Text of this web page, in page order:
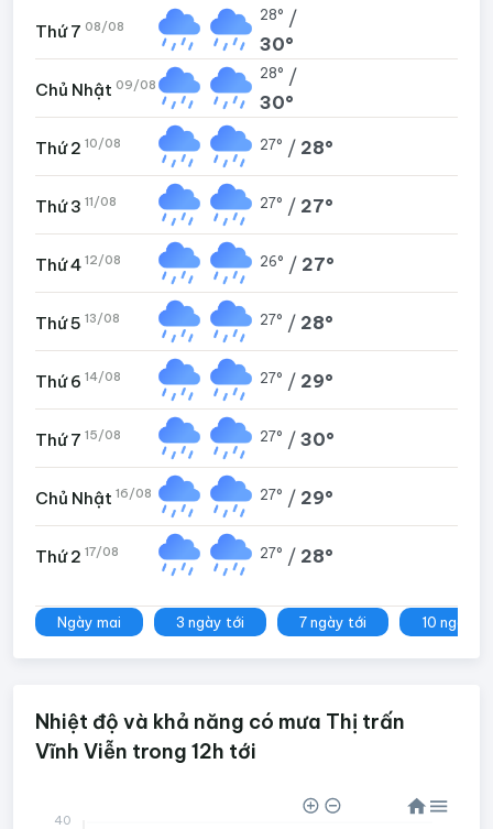
Thứ 7 08/08
28° /
30°
Chủ Nhật 09/08
28° /
30°
Thứ 2 10/08 27° / 28°
Thứ 3 11/08 27° / 27°
Thứ 4 12/08 26° / 27°
Thứ 5 13/08 27° / 28°
Thứ 6 14/08 27° / 29°
Thứ 7 15/08 27° / 30°
Chủ Nhật 16/08 27° / 29°
Thứ 2 17/08 27° / 28°
Ngày mai 3 ngày tới 7 ngày tới 10 ngày
Nhiệt độ và khả năng có mưa Thị trấn
Vĩnh Viễn trong 12h tới
40